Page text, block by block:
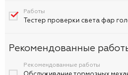
Работы
Тестер проверки света фар
Рекомендованные
Рекомендованные работы